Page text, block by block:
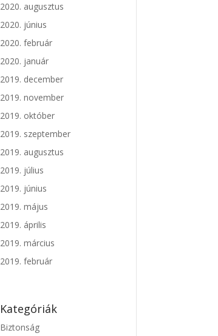
2020. augusztus
2020. június
2020. február
2020. január
2019. december
2019. november
2019. október
2019. szeptember
2019. augusztus
2019. július
2019. június
2019. május
2019. április
2019. március
2019. február
Kategóriák
Biztonság